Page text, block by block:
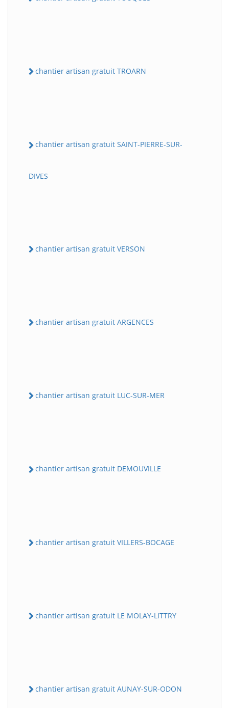
chantier artisan gratuit TROARN
chantier artisan gratuit SAINT-PIERRE-SUR-
DIVES
chantier artisan gratuit VERSON
chantier artisan gratuit ARGENCES
chantier artisan gratuit LUC-SUR-MER
chantier artisan gratuit DEMOUVILLE
chantier artisan gratuit VILLERS-BOCAGE
chantier artisan gratuit LE MOLAY-LITTRY
chantier artisan gratuit AUNAY-SUR-ODON